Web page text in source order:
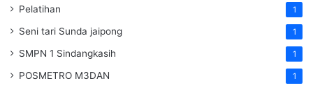
Pelatihan 1
Seni tari Sunda jaipong 1
SMPN 1 Sindangkasih 1
POSMETRO M3DAN 1